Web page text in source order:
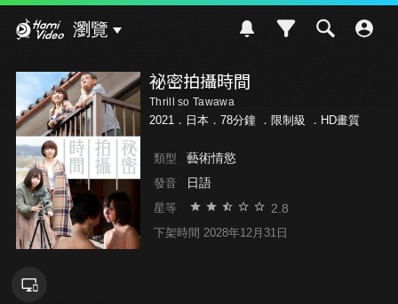
瀏覽
祕密拍攝時間
Thrill so Tawawa
2021．日本．78分鐘 ． 限制級 ．HD畫質
類型 藝術情慾
發音 日語
星等 2.8
下架時間 2028年12月31日